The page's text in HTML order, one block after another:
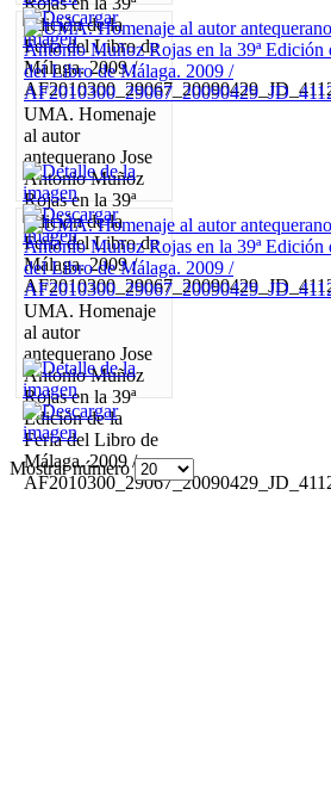
Edición de la
Feria del Libro de
Málaga. 2009 /
UMA. Homenaje
al autor
antequerano Jose
Antonio Muñoz
Rojas en la 39ª
Edición de la
Feria del Libro de
Málaga. 2009 /
UMA. Homenaje
al autor
antequerano Jose
Antonio Muñoz
Rojas en la 39ª
Edición de la
Feria del Libro de
Málaga. 2009 /
Mostrar número